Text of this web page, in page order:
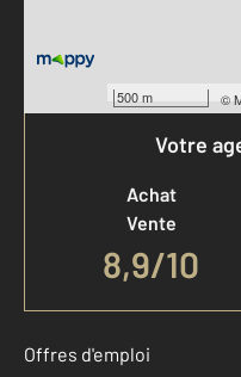
500 m ©
Votre
Achat
Vente
8,9/10
Offres d'emploi